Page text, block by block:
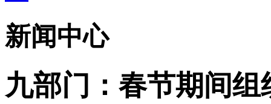
新闻中心
九部门：春节期间